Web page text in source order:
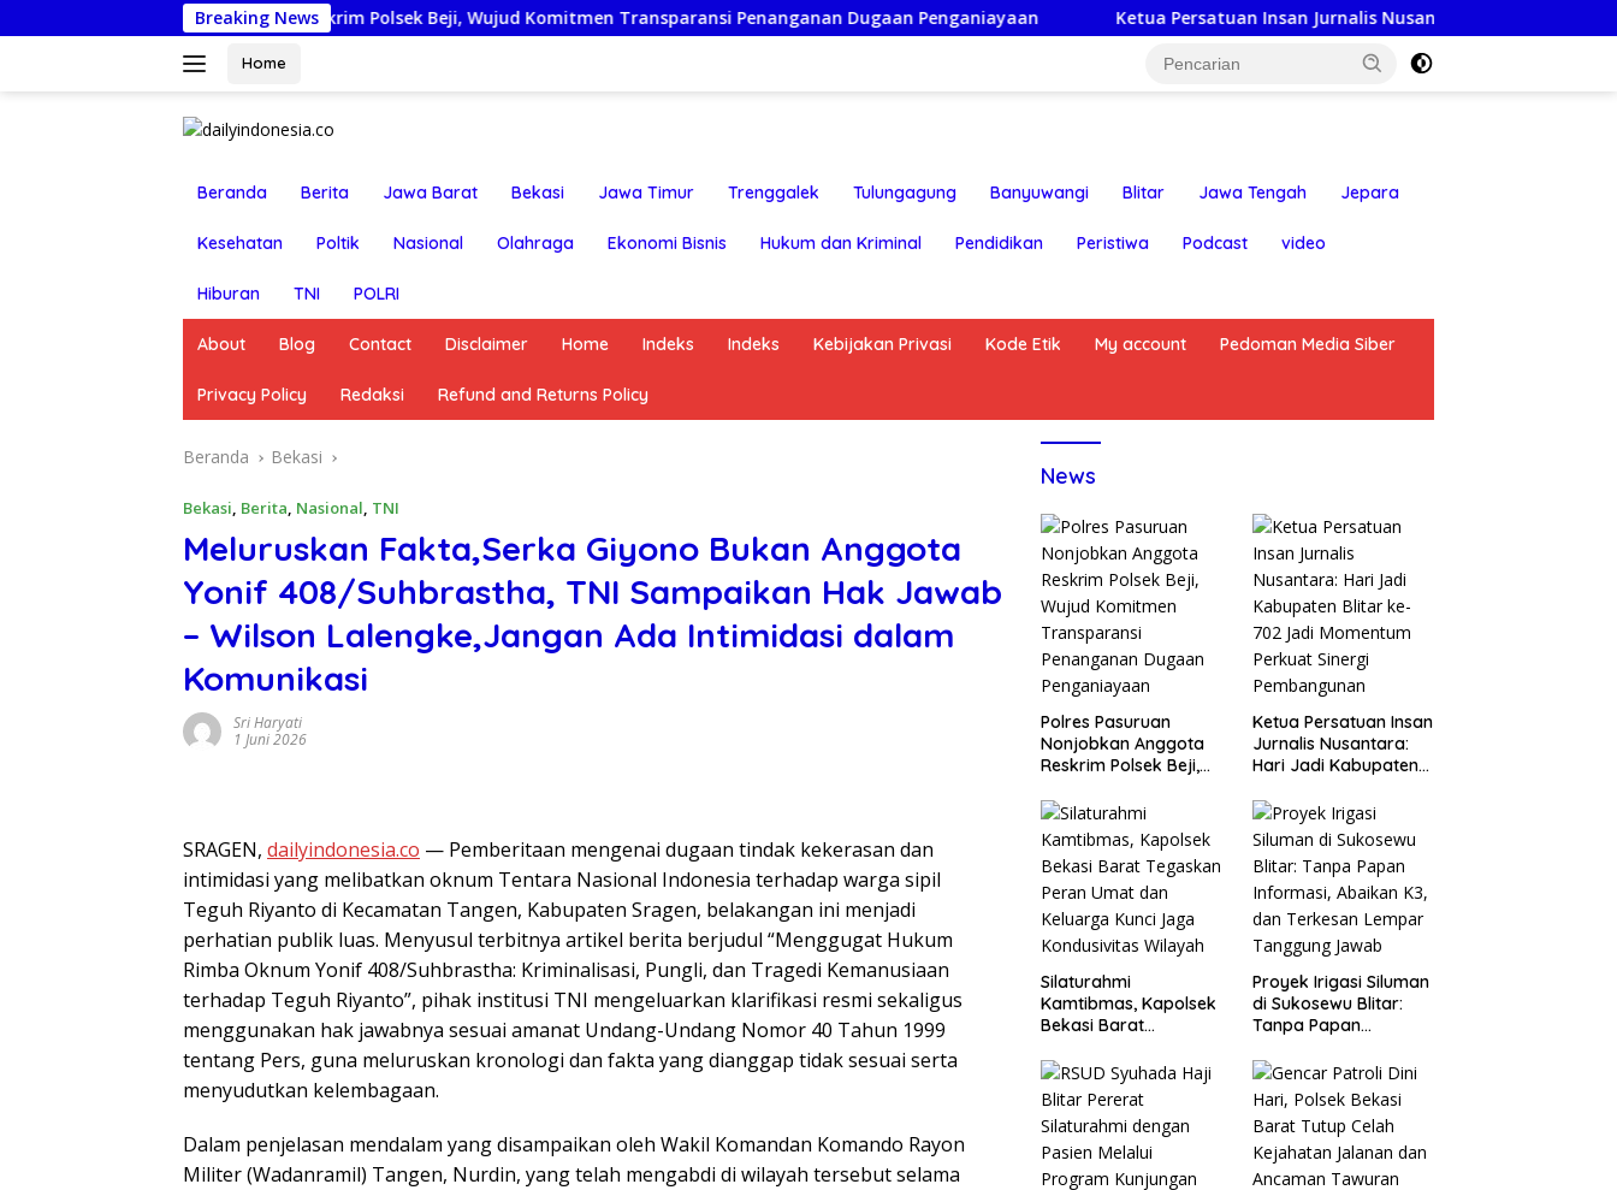
ke
Breaking News
Anggota Reskrim Polsek Beji, Wujud Komitmen Transparansi Penanganan Dugaan Penganiayaan Ketua Persatuan Insan Jurnalis Nusantara: Hari Jadi Kabupaten Blitar ke-702
Home
Beranda Berita Jawa Barat Bekasi Jawa Timur Trenggalek Tulungagung Banyuwangi Blitar Jawa Tengah Jepara
Kesehatan Poltik Nasional Olahraga Ekonomi Bisnis Hukum dan Kriminal Pendidikan Peristiwa Podcast video
Hiburan TNI POLRI
About Blog Contact Disclaimer Home Indeks Indeks Kebijakan Privasi Kode Etik My account Pedoman Media Siber
Privacy Policy Redaksi Refund and Returns Policy
Beranda Bekasi
Bekasi, Berita, Nasional, TNI
Meluruskan Fakta,Serka Giyono Bukan Anggota
Yonif 408/Suhbrastha, TNI Sampaikan Hak Jawab
– Wilson Lalengke,Jangan Ada Intimidasi dalam
Komunikasi
Sri Haryati
1 Juni 2026
SRAGEN, dailyindonesia.co — Pemberitaan mengenai dugaan tindak kekerasan dan
intimidasi yang melibatkan oknum Tentara Nasional Indonesia terhadap warga sipil
Teguh Riyanto di Kecamatan Tangen, Kabupaten Sragen, belakangan ini menjadi
perhatian publik luas. Menyusul terbitnya artikel berita berjudul “Menggugat Hukum
Rimba Oknum Yonif 408/Suhbrastha: Kriminalisasi, Pungli, dan Tragedi Kemanusiaan
terhadap Teguh Riyanto”, pihak institusi TNI mengeluarkan klarifikasi resmi sekaligus
menggunakan hak jawabnya sesuai amanat Undang-Undang Nomor 40 Tahun 1999
tentang Pers, guna meluruskan kronologi dan fakta yang dianggap tidak sesuai serta
menyudutkan kelembagaan.
Dalam penjelasan mendalam yang disampaikan oleh Wakil Komandan Komando Rayon
Militer (Wadanramil) Tangen, Nurdin, yang telah mengabdi di wilayah tersebut selama
News
Polres Pasuruan
Nonjobkan Anggota
Reskrim Polsek Beji,
Transparansi
Penanganan Dugaan
Penganiayaan
Ketua Persatuan Insan
Jurnalis Nusantara:
Hari Jadi Kabupaten
Momentum Perkuat
Sinergi Pembangunan
Silaturahmi
Kamtibmas, Kapolsek
Bekasi Barat
dan Keluarga Kunci
Jaga Kondusivitas
Wilayah
Proyek Irigasi Siluman
di Sukosewu Blitar:
Tanpa Papan
dan Terkesan Lempar
Tanggung Jawab